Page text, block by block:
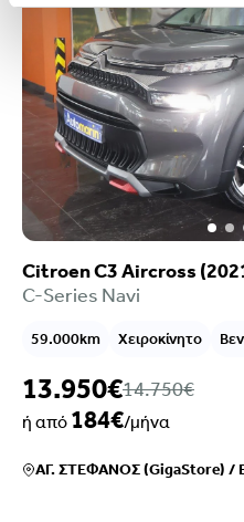
Citroen C3 Aircross
C-Series Navi
59.000km Χειροκίνητο
13.950€14.750€
ή από 184€/μήνα
ΑΓ. ΣΤΕΦΑΝΟΣ (GigaStore) /